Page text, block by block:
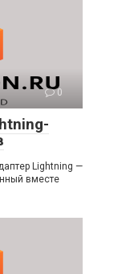
0
Lightning —
вместе